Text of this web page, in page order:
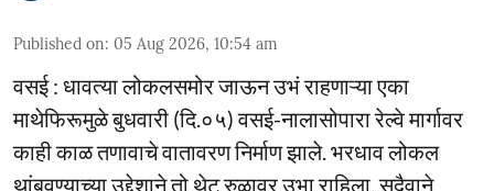
Published on: 05 Aug 2026, 10:54 am
वसई : धावत्या लोकलसमोर जाऊन उभं राहणाऱ्या एका
माथेफिरूमुळे बुधवारी (दि.०५) वसई-नालासोपारा रेल्वे मार्गावर
काही काळ तणावाचे वातावरण निर्माण झाले. भरधाव लोकल
थांबवण्याच्या उद्देशाने तो थेट रुळावर उभा राहिला. सुदैवाने